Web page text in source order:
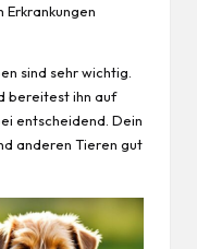
sind sehr wichtig.
bereitest ihn auf
entscheidend. Dein
anderen Tieren gut